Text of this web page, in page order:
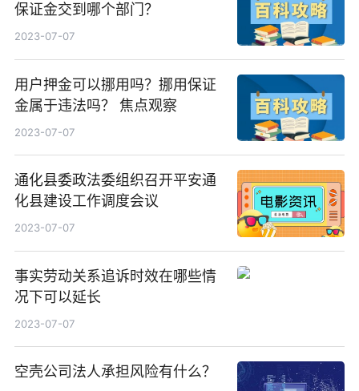
保证金交到哪个部门？
2023-07-07
用户押金可以挪用吗？挪用保证
金属于违法吗？ 焦点观察
2023-07-07
通化县委政法委组织召开平安通
化县建设工作调度会议
2023-07-07
事实劳动关系追诉时效在哪些情
况下可以延长
2023-07-07
空壳公司法人承担风险有什么？